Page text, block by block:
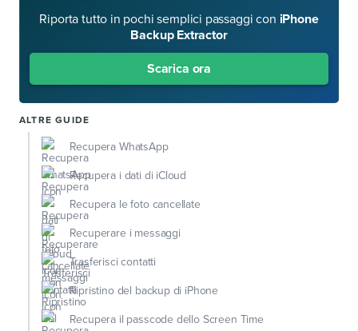
Riporta tutto in pochi semplici passaggi con iPhone
Backup Extractor
Scarica ora
ALTRE GUIDE
Recupera WhatsApp
Recupera i dati di iCloud
Recupera le foto cancellate
Recuperare i messaggi
Trasferisci contatti
Ripristino del backup di iPhone
Recupera il passcode dello Screen Time